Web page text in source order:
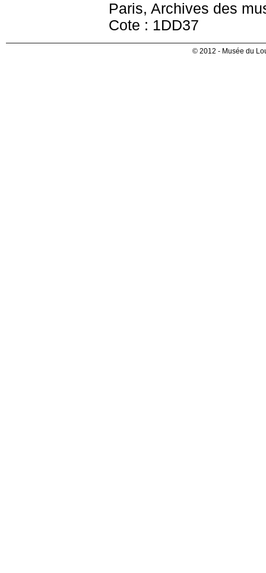
Paris, Archives des
Cote : 1DD37
© 2012 - Musée du